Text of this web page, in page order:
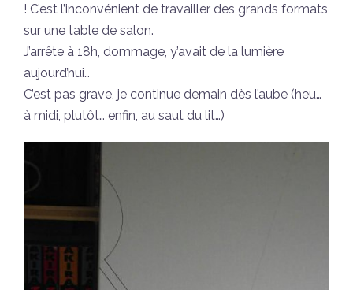
! C’est l’inconvénient de travailler des grands formats
sur une table de salon.
J’arrête à 18h, dommage, y’avait de la lumière
aujourd’hui…
C’est pas grave, je continue demain dès l’aube (heu…
à midi, plutôt… enfin, au saut du lit…)